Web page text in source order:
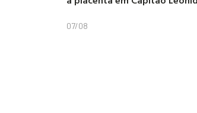
07/08